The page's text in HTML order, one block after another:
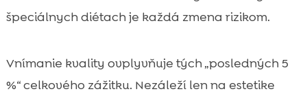
špeciálnych diétach je každá zmena rizikom.
Vnímanie kvality ovplyvňuje tých „posledných 5
%“ celkového zážitku. Nezáleží len na estetike